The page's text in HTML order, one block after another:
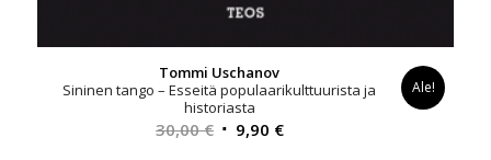
Tommi Uschanov
Sininen tango – Esseitä populaarikulttuurista ja
historiasta
30,00€ Alkuperäinen
9,90 €Nykyinen
Ale!